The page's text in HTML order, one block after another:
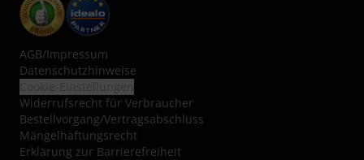
AGB/Impressum
Datenschutzhinweise
Widerrufsrecht für Verbraucher
Bestellvorgang/Vertragsabschluss
Mängelhaftungsrecht
Erklärung zur Barrierefreiheit